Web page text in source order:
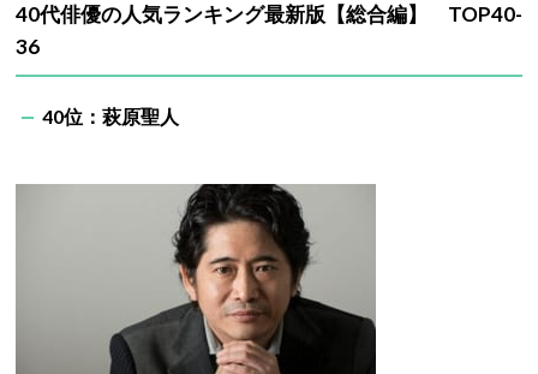
40代俳優の人気ランキング最新版【総合編】 TOP40-
36
40位：萩原聖人